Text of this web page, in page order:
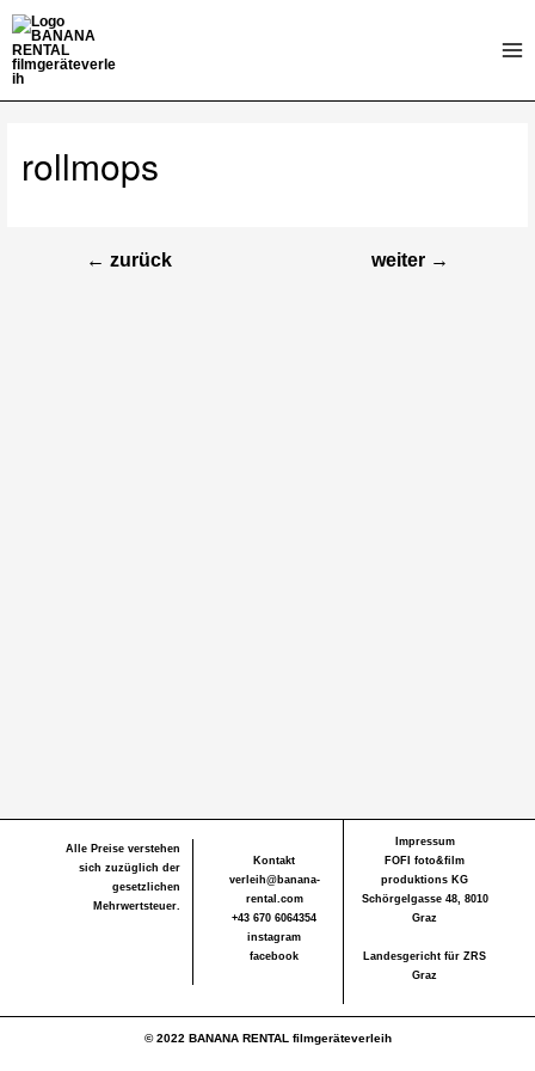
Zum
Inhalt
springen
rollmops
Beitragsnavigation
← zurück weiter →
Alle Preise verstehen
sich zuzüglich der
gesetzlichen
Mehrwertsteuer.
Kontakt
verleih@banana-
rental.com
+43 670 6064354
instagram
facebook
Impressum
FOFI foto&film
produktions KG
Schörgelgasse 48, 8010
Graz
Landesgericht für ZRS
Graz
© 2022 BANANA RENTAL filmgeräteverleih